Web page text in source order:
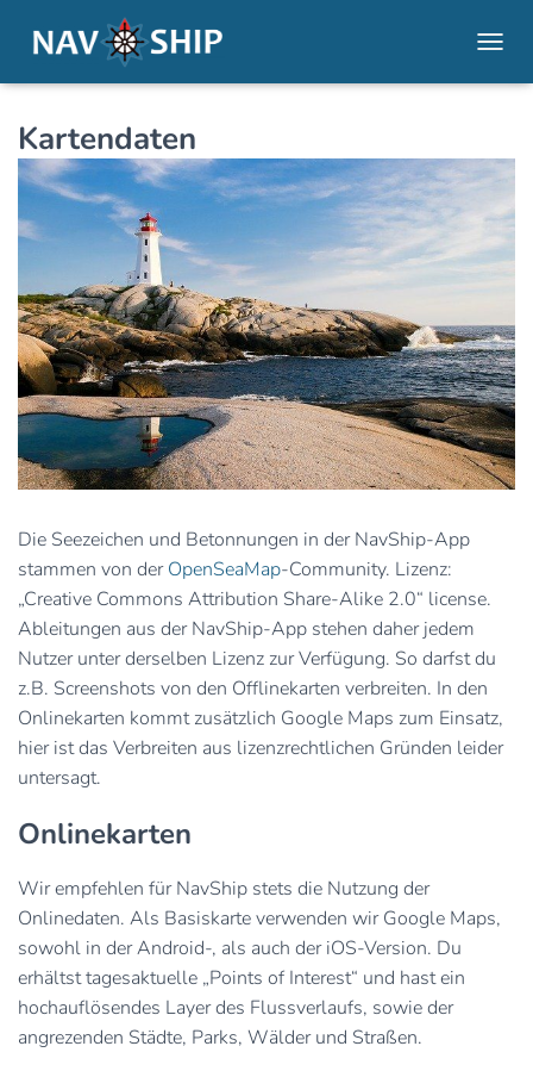
Kartendaten
Die Seezeichen und Betonnungen in der NavShip-App
stammen von derOpenSeaMap-Community. Lizenz:
„Creative Commons Attribution Share-Alike 2.0“ license.
Ableitungen aus der NavShip-App stehen daher jedem
Nutzer unter derselben Lizenz zur Verfügung. So darfst du
z.B. Screenshots von den Offlinekarten verbreiten. In den
Onlinekarten kommt zusätzlich Google Maps zum Einsatz,
hier ist das Verbreiten aus lizenzrechtlichen Gründen leider
untersagt.
Onlinekarten
Wir empfehlen für NavShip stets die Nutzung der
Onlinedaten. Als Basiskarte verwenden wir Google Maps,
sowohl in der Android-, als auch der iOS-Version. Du
erhältst tagesaktuelle „Points of Interest“ und hast ein
hochauflösendes Layer des Flussverlaufs, sowie der
angrezenden Städte, Parks, Wälder und Straßen.